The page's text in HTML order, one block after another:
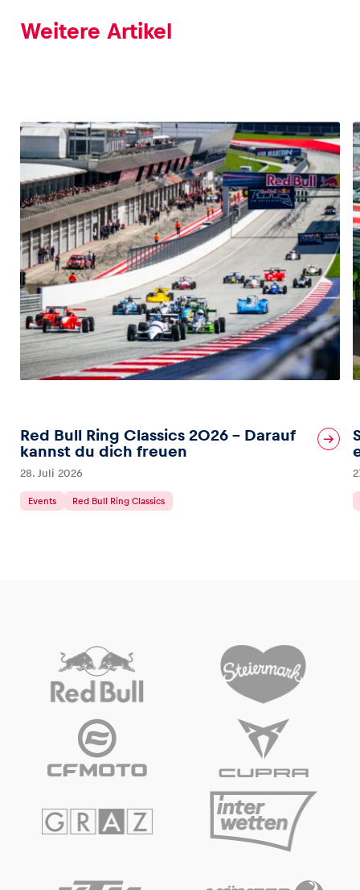
Weitere Artikel
Red Bull Ring Classics 2026 – Darauf
kannst du dich freuen
28. Juli 2026
Events Red Bull Ring Classics